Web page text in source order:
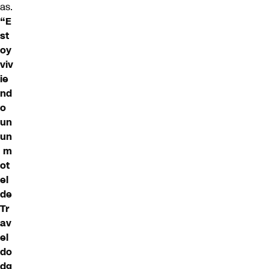
as.
“E
st
oy
viv
ie
nd
o
un
un
m
ot
el
de
Tr
av
el
do
dg